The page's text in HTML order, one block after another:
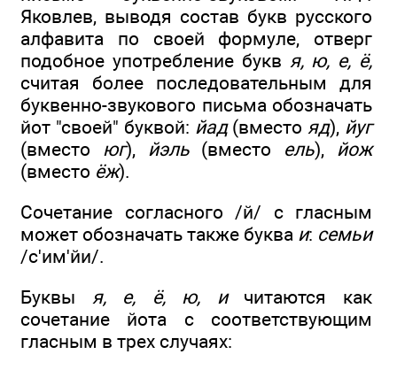
Яковлев, выводя состав букв русского
алфавита по своей формуле, отверг
подобное употребление букв я, ю, е, ё,
считая более последовательным для
буквенно-звукового письма обозначать
йот "своей" буквой: йад(вместо яд), йуг
(вместо юг), йэль(вместо ель), йож
(вместо ёж).
Сочетание согласного /й/ с гласным
может обозначать также буква и: семьи
/с'им'йи/.
Буквы я, е, ё, ю, ичитаются как
сочетание йота с соответствующим
гласным в трех случаях: